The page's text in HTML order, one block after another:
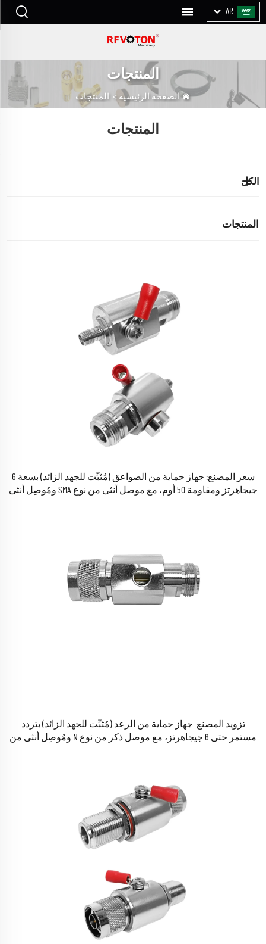
AR
المنتجات
الصفحة الرئيسية > المنتجات
المنتجات
الكل
المنتجات
سعر المصنع: جهاز حماية من الصواعق (مُثبِّت للجهد الزائد) بسعة 6
جيجاهرتز ومقاومة 50 أوم، مع موصل أنثى من نوع SMA ومُوصِل أنثى
تزويد المصنع: جهاز حماية من الرعد (مُثبِّت للجهد الزائد) بتردد
مستمر حتى 6 جيجاهرتز، مع موصل ذكر من نوع N ومُوصِل أنثى من